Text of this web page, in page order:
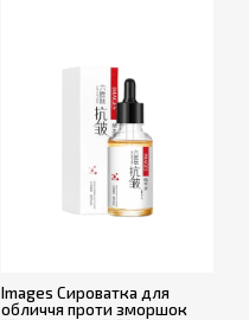
Images Сироватка для
обличчя проти зморшок